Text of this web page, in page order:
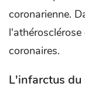
coronarienne.
coronaires.
L'infarctus du